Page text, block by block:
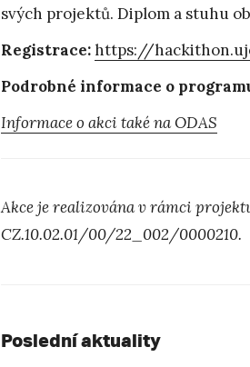
svých projektů. Diplom a stuhu
Registrace:https://
Podrobné informace o
Informace o akci také na ODAS
Akce je realizována v rámci
CZ.10.02.01/00/22_002/0000210.
Poslední aktuality